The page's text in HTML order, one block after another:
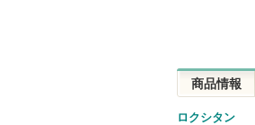
商品情報
ロクシタン